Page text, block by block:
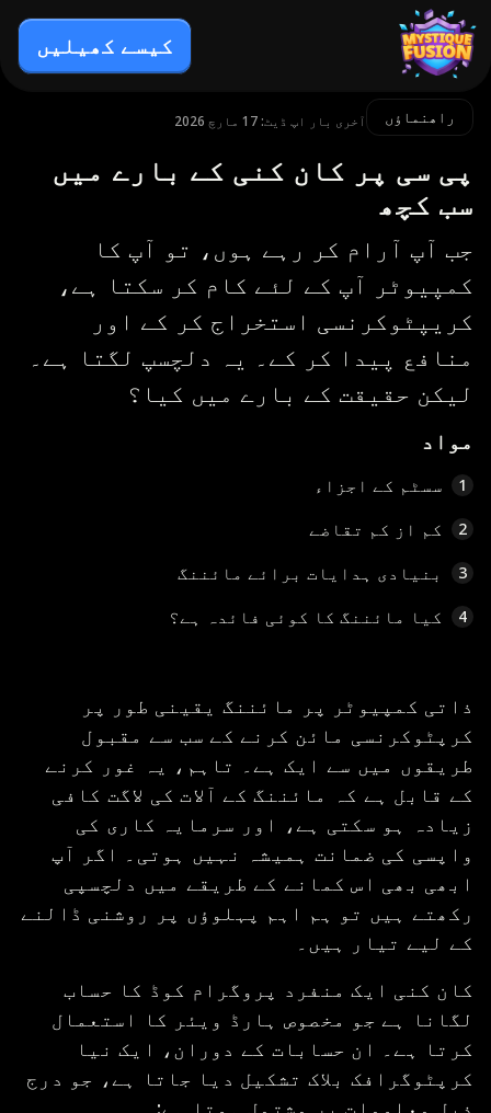
کیسے کھیلیں
راھنماؤں آخری بار اپ ڈیٹ: 17 مارچ 2026
پی سی پر کان کنی کے بارے میں
سب کچھ
جب آپ آرام کر رہے ہوں، تو آپ کا
کمپیوٹر آپ کے لئے کام کر سکتا ہے،
کریپٹوکرنسی استخراج کر کے اور
منافع پیدا کر کے۔ یہ دلچسپ لگتا ہے۔
لیکن حقیقت کے بارے میں کیا؟
مواد
1 سسٹم کے اجزاء
2 کم از کم تقاضے
3 بنیادی ہدایات برائے مائننگ
4 کیا مائننگ کا کوئی فائدہ ہے؟
ذاتی کمپیوٹر پر مائننگ یقینی طور پر
کرپٹوکرنسی مائن کرنے کے سب سے مقبول
طریقوں میں سے ایک ہے۔ تاہم، یہ غور کرنے
کے قابل ہے کہ مائننگ کے آلات کی لاگت کافی
زیادہ ہو سکتی ہے، اور سرمایہ کاری کی
واپسی کی ضمانت ہمیشہ نہیں ہوتی۔ اگر آپ
ابھی بھی اس کمانے کے طریقے میں دلچسپی
رکھتے ہیں تو ہم اہم پہلوؤں پر روشنی ڈالنے
کے لیے تیار ہیں۔
کان کنی ایک منفرد پروگرام کوڈ کا حساب
لگانا ہے جو مخصوص ہارڈ ویئر کا استعمال
کرتا ہے۔ ان حسابات کے دوران، ایک نیا
کرپٹوگرافک بلاک تشکیل دیا جاتا ہے، جو درج
ذیل معلومات پر مشتمل ہوتا ہے: